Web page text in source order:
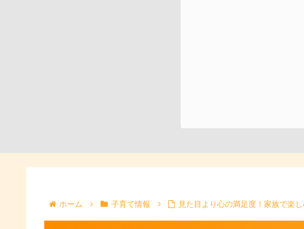
ホーム 子育て情報 見た目より心の満足度！家族で楽